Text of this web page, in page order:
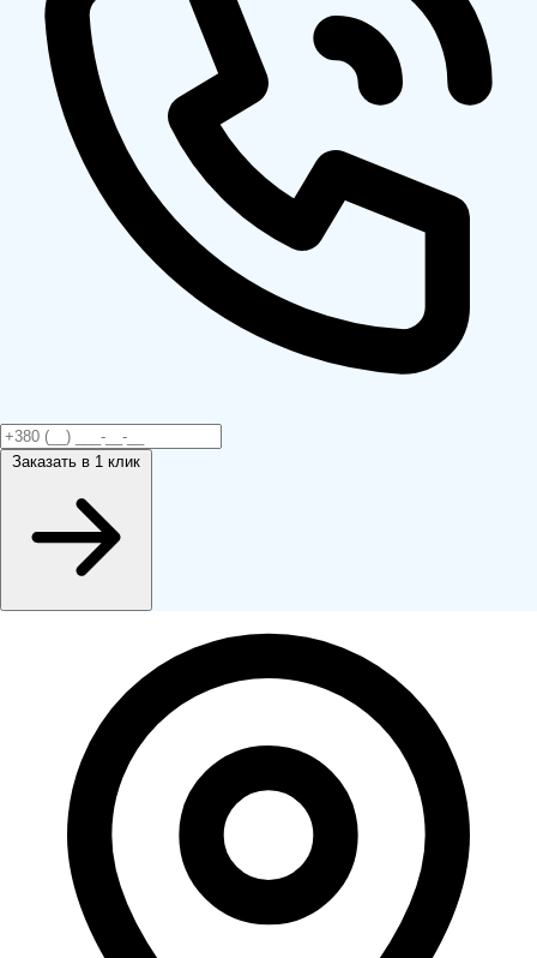
Заказать в 1 клик